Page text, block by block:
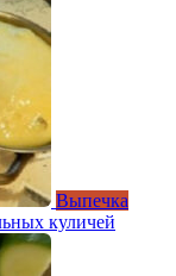
Выпечка
куличей